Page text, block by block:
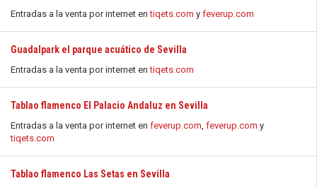
Entradas a la venta por internet entiqets.com y feverup.com
Guadalpark el parque acuático de Sevilla
Entradas a la venta por internet entiqets.com
Tablao flamenco El Palacio Andaluz en Sevilla
Entradas a la venta por internet en feverup.com, feverup.com y
tiqets.com
Tablao flamenco Las Setas en Sevilla